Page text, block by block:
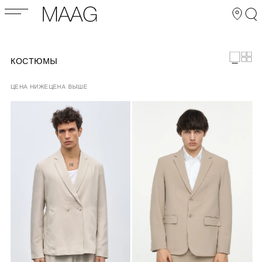
КОСТЮМЫ
ЦЕНА НИЖЕ ЦЕНА ВЫШЕ